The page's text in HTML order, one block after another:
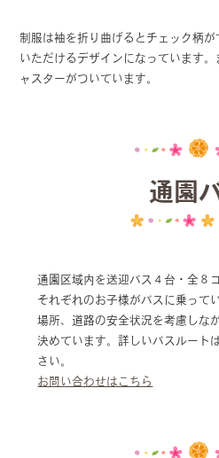
制服は袖を折り曲げるとチェック柄
いただけるデザインになっています
ャスターがついています。
通園
通園区域内を送迎バス４台・全８
それぞれのお子様がバスに乗って
場所、道路の安全状況を考慮しな
決めています。詳しいバスルート
さい。
お問い合わせはこちら